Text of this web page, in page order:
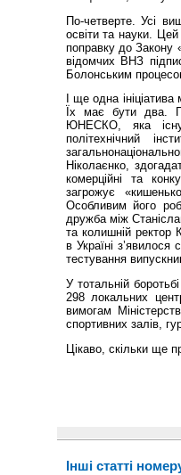
По-четверте. Усі
освіти та науки.
поправку до Закону
відомчих ВНЗ
Болонським
І ще одна
Їх має бути два.
ЮНЕСКО, яка
політехнічний
Ніколаєнко,
комерційні та
загрожує
Особливим його
дружба між
та колишній ректор
в Україні
тестування
У тотальній
298 локальних
вимогам
спортивних залів,
Цікаво, скільки ще
Інші статті